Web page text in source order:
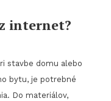
internet?
stavbe domu alebo
bytu, je potrebné
Do materiálov,